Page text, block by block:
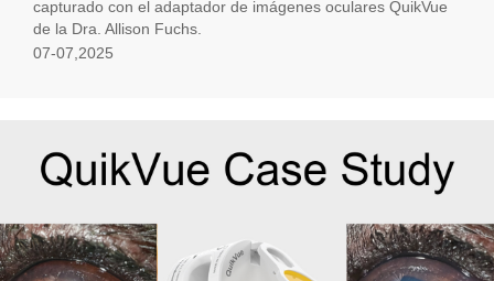
capturado con el adaptador de imágenes oculares QuikVue
de la Dra. Allison Fuchs.
07-07,2025